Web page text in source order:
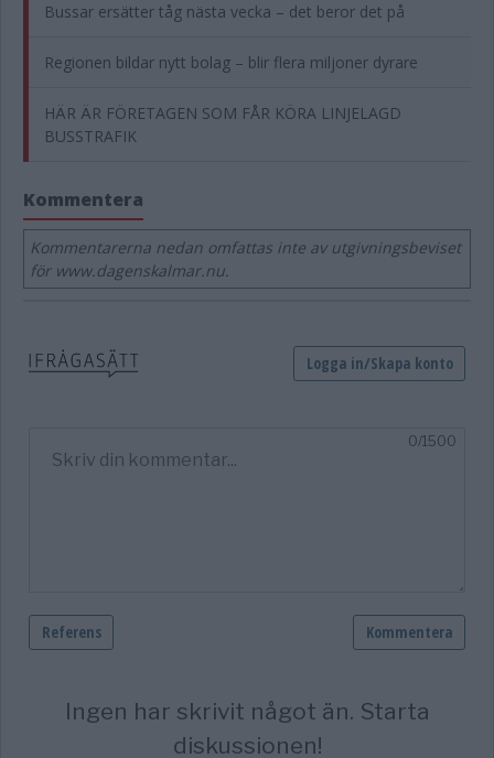
Bussar ersätter tåg nästa vecka – det beror det på
Regionen bildar nytt bolag – blir flera miljoner dyrare
HÄR ÄR FÖRETAGEN SOM FÅR KÖRA LINJELAGD
BUSSTRAFIK
Kommentera
Kommentarerna nedan omfattas inte av utgivningsbeviset
för www.dagenskalmar.nu.